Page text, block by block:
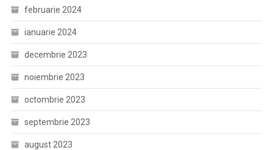
februarie 2024
ianuarie 2024
decembrie 2023
noiembrie 2023
octombrie 2023
septembrie 2023
august 2023